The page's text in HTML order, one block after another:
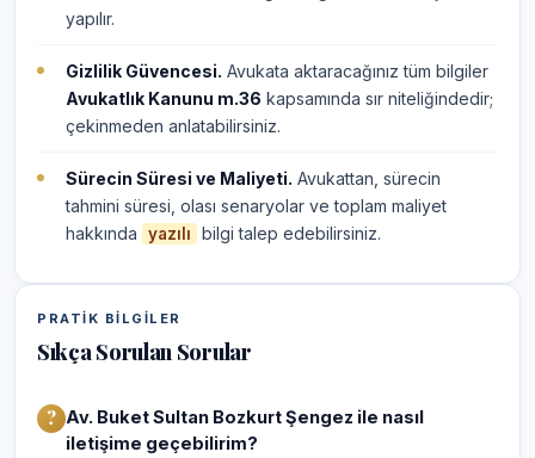
yapılır.
Gizlilik Güvencesi. Avukata aktaracağınız tüm bilgiler
Avukatlık Kanunu m.36 kapsamında sır niteliğindedir;
çekinmeden anlatabilirsiniz.
Sürecin Süresi ve Maliyeti. Avukattan, sürecin
tahmini süresi, olası senaryolar ve toplam maliyet
hakkında
yazılı bilgi talep edebilirsiniz.
PRATIK BILGILER
Sıkça Sorulan Sorular
Av. Buket Sultan Bozkurt Şengez ile nasıl
iletişime geçebilirim?